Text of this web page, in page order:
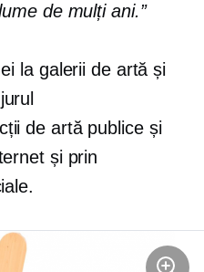
de mulți ani.”
la galerii de artă și
de artă publice și
și prin